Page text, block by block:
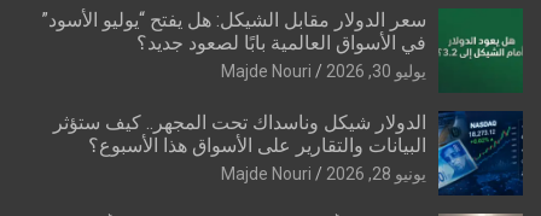
سعر الدولار مقابل الشيكل: هل يفتح “يوليو الأسود”
في الأسواق العالمية بابًا لصعود جديد؟
يوليو 30, 2026 Majde Nouri
الدولار شيكل وناسداك تحت المجهر.. كيف ستؤثر
البيانات والتقارير على الأسواق هذا الأسبوع؟
يونيو 28, 2026 Majde Nouri